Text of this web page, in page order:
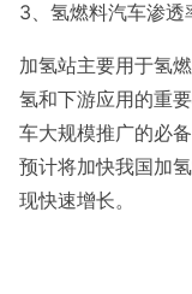
3、氢燃料汽车渗透
加氢站主要用于氢
氢和下游应用的重
车大规模推广的必
预计将加快我国加
现快速增长。